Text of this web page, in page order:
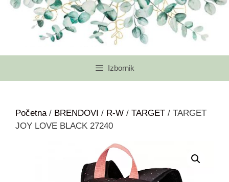
Izbornik
Početna/ BRENDOVI / R-W / TARGET / TARGET
JOY LOVE BLACK 27240